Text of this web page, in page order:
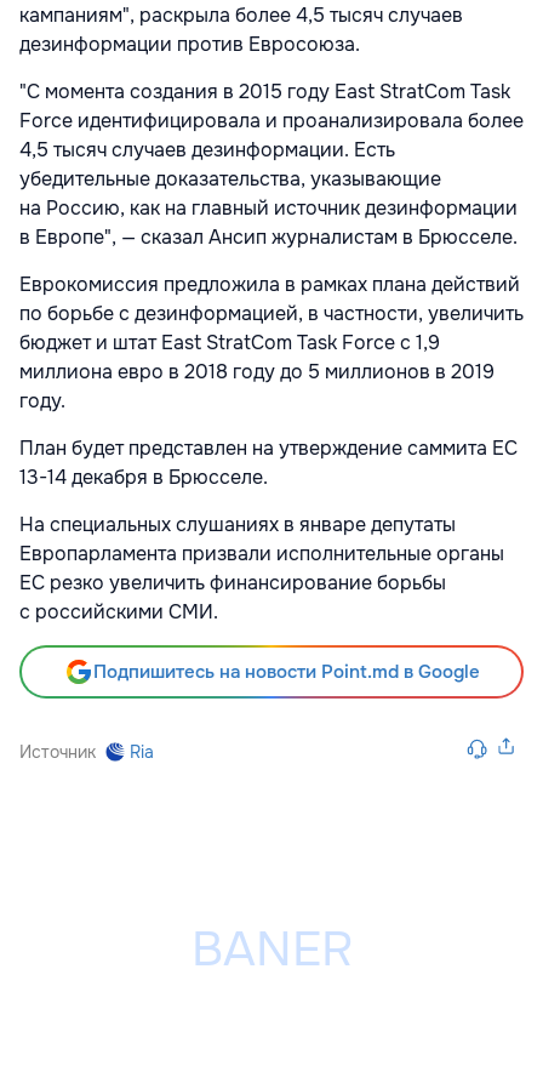
кампаниям", раскрыла более 4,5 тысяч случаев
дезинформации против Евросоюза.
"С момента создания в 2015 году East StratCom Task
Force идентифицировала и проанализировала более
4,5 тысяч случаев дезинформации. Есть
убедительные доказательства, указывающие
на Россию, как на главный источник дезинформации
в Европе", — сказал Ансип журналистам в Брюсселе.
Еврокомиссия предложила в рамках плана действий
по борьбе с дезинформацией, в частности, увеличить
бюджет и штат East StratCom Task Force с 1,9
миллиона евро в 2018 году до 5 миллионов в 2019
году.
План будет представлен на утверждение саммита ЕС
13-14 декабря в Брюсселе.
На специальных слушаниях в январе депутаты
Европарламента призвали исполнительные органы
ЕС резко увеличить финансирование борьбы
с российскими СМИ.
Подпишитесь на новости Point.md в Google
Источник Ria